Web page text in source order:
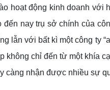
hoạt động kinh doanh với
đến nay trụ sở chính của
lẫn với bất kì một công ty
không chỉ đến từ một khía
càng nhận được nhiều sự